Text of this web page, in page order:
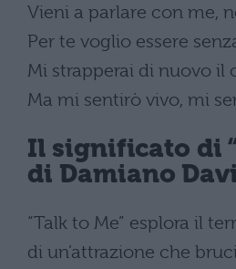
Vieni a parlare con me,
Per te voglio essere
Mi strapperai di nuovo il
Ma mi sentirò vivo, mi
Il significato di
di Damiano
“Talk to Me” esplora il
di un’attrazione che